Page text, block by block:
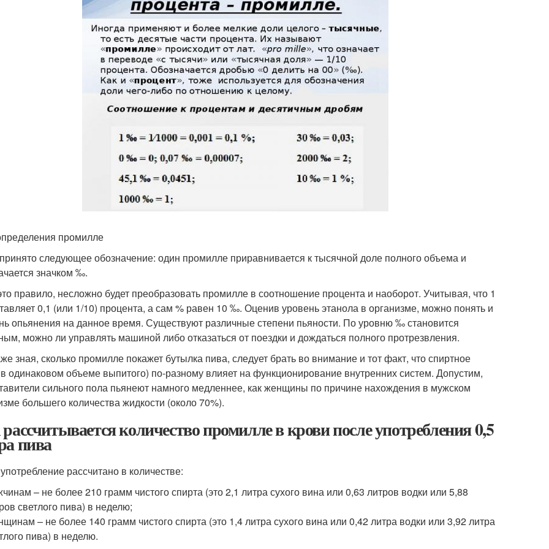
промилле
следующее обозначение: один промилле приравнивается к тысячной доле полного объема и
значком ‰.
правило, несложно будет преобразовать промилле в соотношение процента и наоборот. Учитывая, что 1
0,1 (или 1/10) процента, а сам % равен 10 ‰. Оценив уровень этанола в организме, можно понять и
опьянения на данное время. Существуют различные степени пьяности. По уровню ‰ становится
можно ли управлять машиной либо отказаться от поездки и дождаться полного протрезвления.
зная, сколько промилле покажет бутылка пива, следует брать во внимание и тот факт, что спиртное
одинаковом объеме выпитого) по-разному влияет на функционирование внутренних систем. Допустим,
сильного пола пьянеют намного медленнее, как женщины по причине нахождения в мужском
большего количества жидкости (около 70%).
количество промилле в крови после употребления 0,5
пива
рассчитано в количестве:
– не более 210 грамм чистого спирта (это 2,1 литра сухого вина или 0,63 литров водки или 5,88
светлого пива) в неделю;
– не более 140 грамм чистого спирта (это 1,4 литра сухого вина или 0,42 литра водки или 3,92 литра
пива) в неделю.